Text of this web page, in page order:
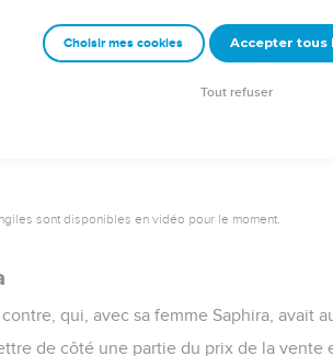
apporta le montant pour le mettre à la
© 2013 - 2010 BLF Editions
sont disponibles en vidéo pour le moment.
qui, avec sa femme Saphira, avait
de côté une partie du prix de la vente
Choisir mes cookies Accepter tous
Tout refuser